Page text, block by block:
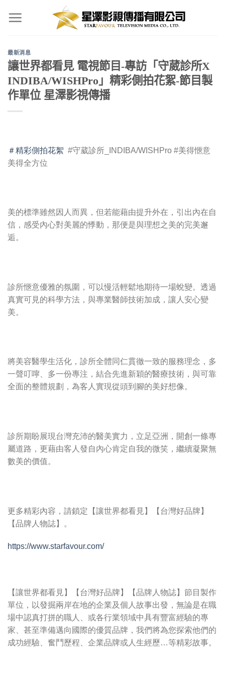
最新消息
讓世界都看見 電視節目-專訪「守葳診所X
INDIBA/WISHPro」精彩側拍花絮-節目製
作單位 星澤影視傳播
＃精彩側拍花絮 #守葳診所­_INDIBA/WISHPro #美得愜意
美得全方位
美的標準雖然因人而異，但若能藉由提升外在，引出內在自
信，感受內心對美麗的悸動，那便是與理想之美的完美邂
逅。
診所愜意優雅的氛圍，可以慢活輕鬆地期待一場蛻變。透過
真實可見的科學方法，與專業醫師技術加成，讓人安心變
美。
將美容醫學生活化，診所全體同仁貫徹一致的服務理念，多
一聲叮嚀、多一份專注，結合先進新穎的醫療技術，與可靠
全面的整體規劃，為客人實現從頭到腳的美好想像。
診所期盼展現台灣充沛的醫美實力，立足亞洲，開創一條專
屬道路，更藉由客人發自內心肯定自我的微笑，繼續凝聚無
數美的價值。
更多精彩內容，請鎖定【讓世界都看見】【台灣好品牌】
【品牌人物誌】。
https://www.starfavour.com/
【讓世界都看見】【台灣好品牌】【品牌人物誌】節目製作
單位，以發掘兩岸在地的企業及個人故事出發，無論是在職
場中認真打拼的職人、或各行業領域中具有豐富經驗的專
家、甚至準備邁向國際的優質品牌，我們將為您探索他們的
成功經驗、奮鬥歷程、企業品牌或人生經歷…等精彩故事。